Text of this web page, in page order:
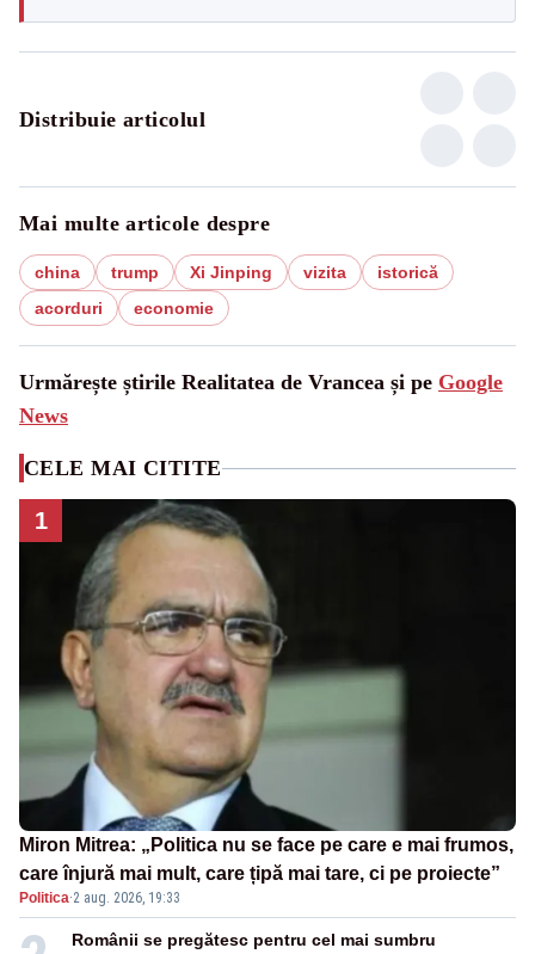
Distribuie articolul
Mai multe articole despre
china trump Xi Jinping vizita
istorică
acorduri
economie
Urmărește știrile Realitatea de Vrancea și pe Google
News
CELE MAI CITITE
1
Miron Mitrea: „Politica nu se face pe care e mai frumos,
care înjură mai mult, care țipă mai tare, ci pe proiecte”
Politica·2 aug. 2026, 19:33
Românii se pregătesc pentru cel mai sumbru